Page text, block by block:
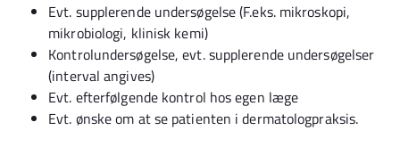
Evt. supplerende undersøgelse (F.eks. mikroskopi,
mikrobiologi, klinisk kemi)
Kontrolundersøgelse, evt. supplerende undersøgelser
(interval angives)
Evt. efterfølgende kontrol hos egen læge
Evt. ønske om at se patienten i dermatologpraksis.